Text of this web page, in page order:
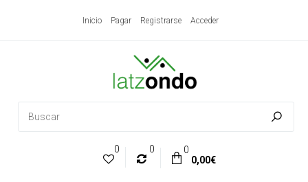
Inicio Pagar Registrarse Acceder
0 0
0
0,00€